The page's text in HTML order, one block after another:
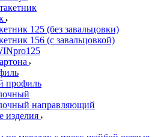
125 (без завальцовки)
156 (с завальцовкой)
профиль
направляющий
изделия